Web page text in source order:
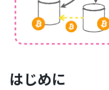
はじめに